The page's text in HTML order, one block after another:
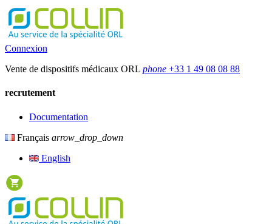
Connexion
Vente de dispositifs médicaux ORL phone +33 1 49 08 08 88
recrutement
Documentation
Français arrow_drop_down
English